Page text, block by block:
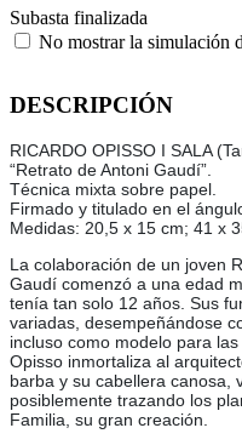
Subasta finalizada
No mostrar la simulación
DESCRIPCIÓN
RICARDO OPISSO I SALA
“Retrato de Antoni Gaudí”.
Técnica mixta sobre papel.
Firmado y titulado en el
Medidas: 20,5 x 15 cm; 41 x
La colaboración de un joven
Gaudí comenzó a una edad
tenía tan solo 12 años. Sus
variadas, desempeñándose
incluso como modelo para
Opisso inmortaliza al
barba y su cabellera canosa,
posiblemente trazando los
Familia, su gran creación.